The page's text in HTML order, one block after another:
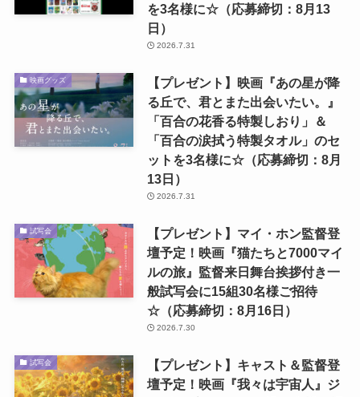
を3名様に☆（応募締切：8月13
日）
2026.7.31
映画グッズ
【プレゼント】映画『あの星が降
る丘で、君とまた出会いたい。』
「百合の花香る特製しおり」＆
「百合の涙拭う特製タオル」のセ
ットを3名様に☆（応募締切：8月
13日）
2026.7.31
試写会
【プレゼント】マイ・ホン監督登
壇予定！映画『猫たちと7000マイ
ルの旅』監督来日舞台挨拶付き一
般試写会に15組30名様ご招待
☆（応募締切：8月16日）
2026.7.30
試写会
【プレゼント】キャスト＆監督登
壇予定！映画『我々は宇宙人』ジ